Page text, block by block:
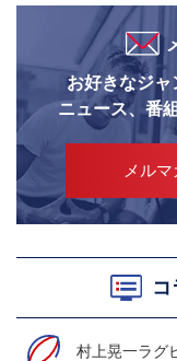
ビー大
お好きなジ
ニュース、番
メル
村上晃一ラグ